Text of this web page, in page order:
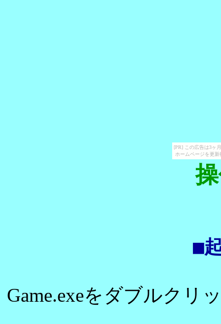
[PR] この広告は3ヶ
ホームページを更
■
Game.exeをダブルクリ